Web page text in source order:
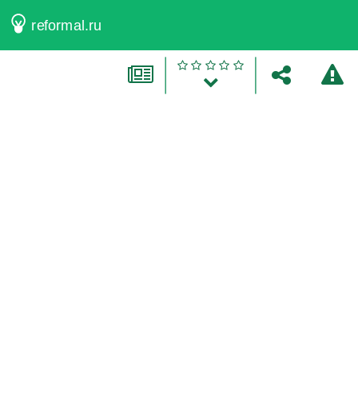
reformal.ru